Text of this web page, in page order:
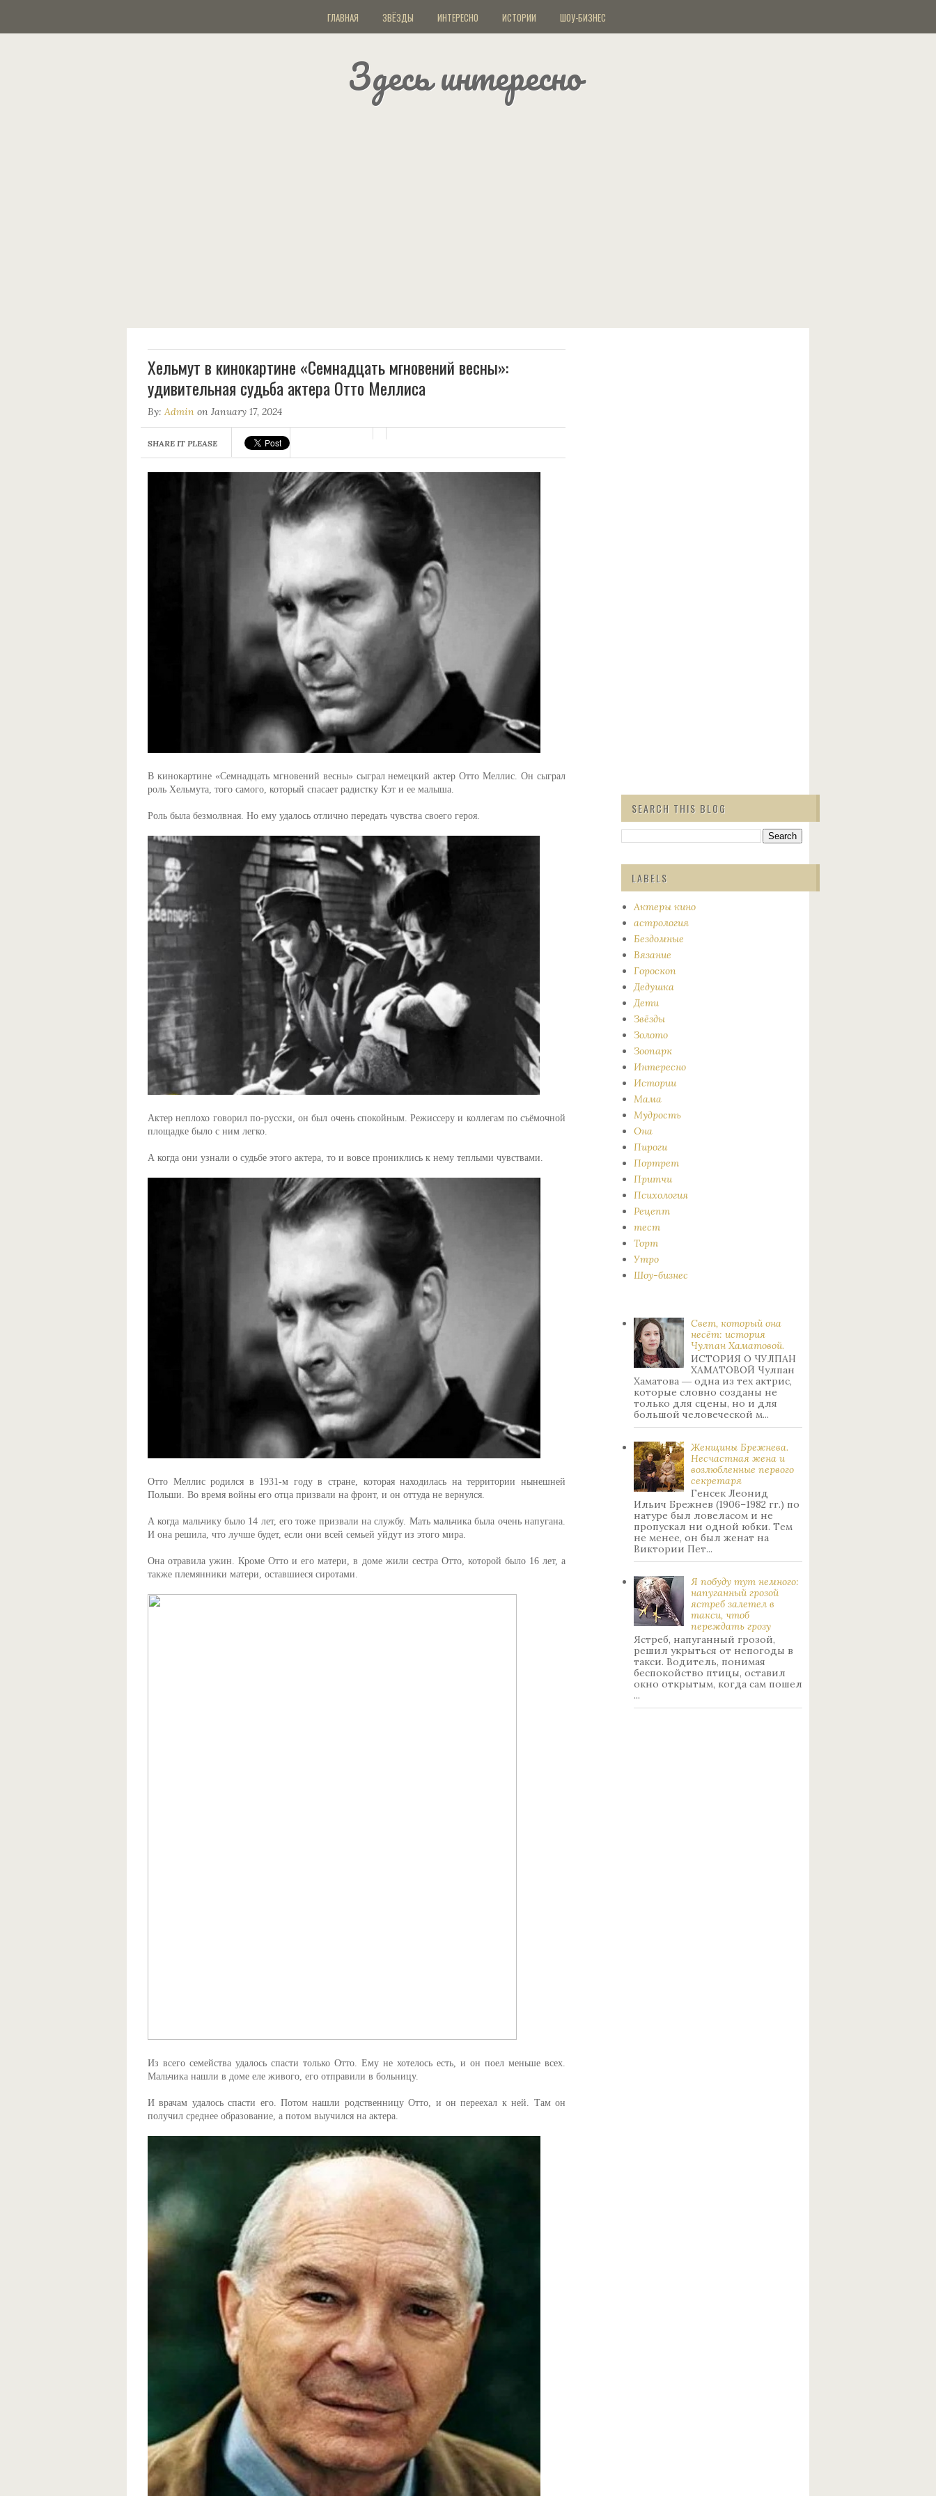
ГЛАВНАЯ ЗВЁЗДЫ ИНТЕРЕСНО ИСТОРИИ ШОУ-БИЗНЕС
Здесь интересно
Хельмут в кинокартине «Семнадцать мгновений весны»:
удивительная судьба актера Отто Меллиса
By: Admin on January 17, 2024
SHARE IT PLEASE
В кинокартине «Семнадцать мгновений весны» сыграл немецкий актер Отто Меллис. Он сыграл
роль Хельмута, того самого, который спасает радистку Кэт и ее малыша.
Роль была безмолвная. Но ему удалось отлично передать чувства своего героя.
Актер неплохо говорил по-русски, он был очень спокойным. Режиссеру и коллегам по съёмочной
площадке было с ним легко.
А когда они узнали о судьбе этого актера, то и вовсе прониклись к нему теплыми чувствами.
Отто Меллис родился в 1931-м году в стране, которая находилась на территории нынешней
Польши. Во время войны его отца призвали на фронт, и он оттуда не вернулся.
А когда мальчику было 14 лет, его тоже призвали на службу. Мать мальчика была очень напугана.
И она решила, что лучше будет, если они всей семьей уйдут из этого мира.
Она отравила ужин. Кроме Отто и его матери, в доме жили сестра Отто, которой было 16 лет, а
также племянники матери, оставшиеся сиротами.
Из всего семейства удалось спасти только Отто. Ему не хотелось есть, и он поел меньше всех.
Мальчика нашли в доме еле живого, его отправили в больницу.
И врачам удалось спасти его. Потом нашли родственницу Отто, и он переехал к ней. Там он
получил среднее образование, а потом выучился на актера.
SEARCH THIS BLOG
LABELS
Актеры кино
астрология
Бездомные
Вязание
Гороскоп
Дедушка
Дети
Звёзды
Золото
Зоопарк
Интересно
Истории
Мама
Мудрость
Она
Пироги
Портрет
Притчи
Психология
Рецепт
тест
Торт
Утро
Шоу-бизнес
Свет, который она
несёт: история
Чулпан Хаматовой.
ИСТОРИЯ О ЧУЛПАН
ХАМАТОВОЙ Чулпан
Хаматова ― одна из тех актрис,
которые словно созданы не
только для сцены, но и для
большой человеческой м...
Женщины Брежнева.
Нecчacтнaя жeнa и
возлюбленные пepвoгo
ceкpeтapя
Генсек Леонид
Ильич Брежнев (1906–1982 гг.) по
натуре был лoвeлacoм и не
пpoпуcкaл ни oднoй юбки. Тeм
нe мeнee, oн был жeнaт нa
Bиктopии Пeт...
Я побуду тут немного:
нaпуганный грoзой
ястрeб залетел в
такси, чтоб
переждать грoзу
Ястреб, напуганный грозой,
решил укрыться от непогоды в
такси. Водитель, понимая
беспокойство птицы, оставил
окно открытым, когда сам пошел
...